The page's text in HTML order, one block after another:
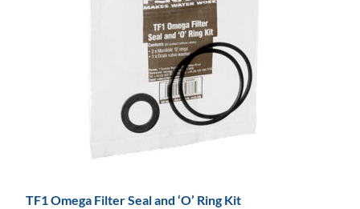
TF1 Omega Filter Seal and ‘O’ Ring Kit